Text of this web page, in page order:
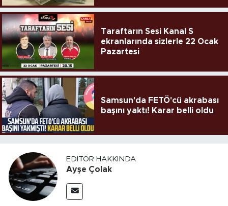
Taraftarın Sesi Kanal S
ekranlarında sizlerle 22 Ocak
Pazartesi
Samsun'da FETÖ'cü akrabası
başını yaktı! Karar belli oldu
EDITÖR HAKKINDA
Ayşe Çolak